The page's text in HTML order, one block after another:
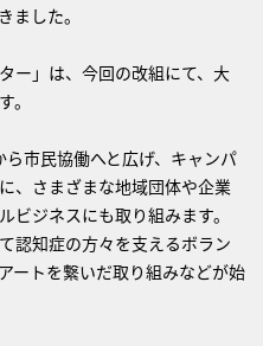
ました。
ー」は、今回の改組にて、大
。
市民協働へと広げ、キャンパ
、さまざまな地域団体や企業
ビジネスにも取り組みます。
認知症の方々を支えるボラン
ートを繋いだ取り組みなどが始